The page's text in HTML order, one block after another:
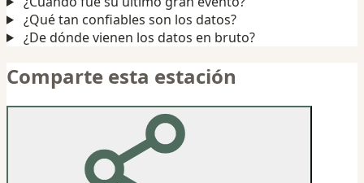
¿Qué tan confiables son los datos?
¿De dónde vienen los datos en bruto?
Comparte esta estación